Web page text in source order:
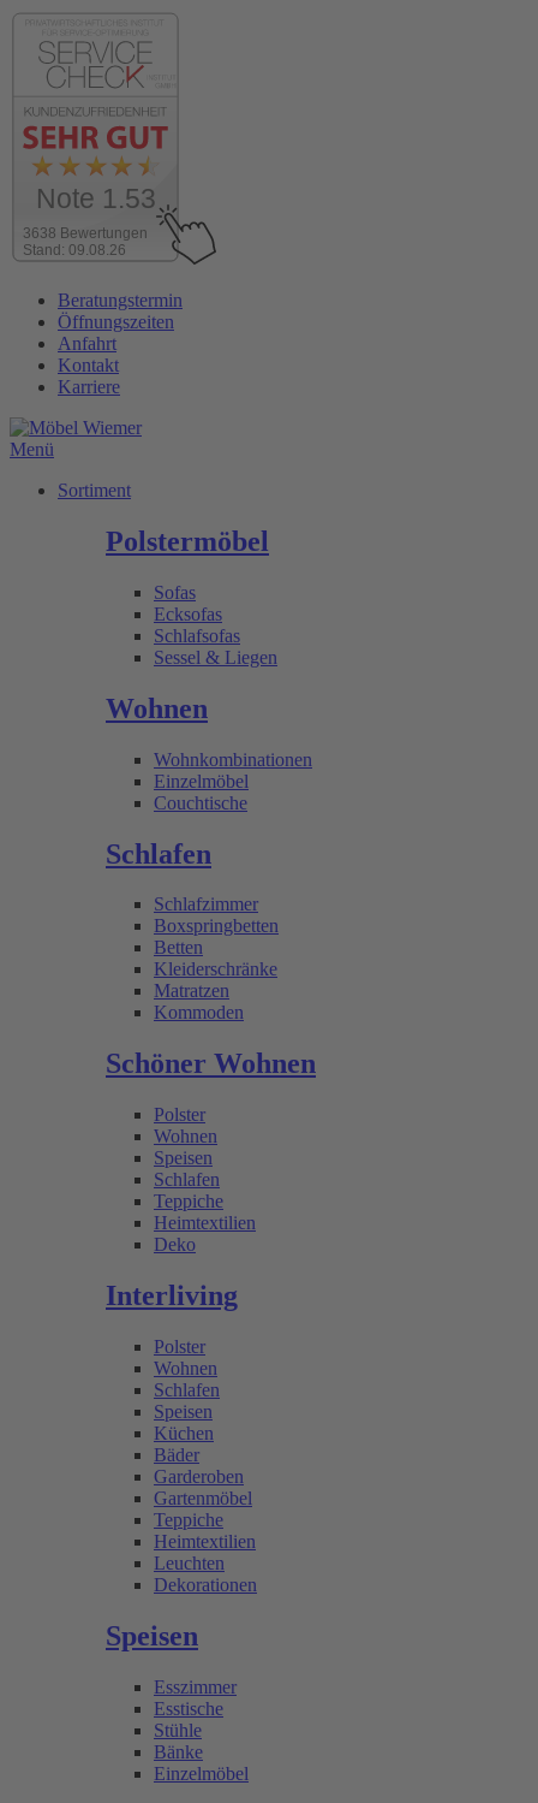
3638 Bewertungen
Stand: 09.08.26
Note 1.53
Inhalt
wechseln
Beratungstermin
Öffnungszeiten
Anfahrt
Kontakt
Karriere
Menü
Sortiment
Polstermöbel
Sofas
Ecksofas
Schlafsofas
Sessel & Liegen
Wohnen
Wohnkombinationen
Einzelmöbel
Couchtische
Schlafen
Schlafzimmer
Boxspringbetten
Betten
Kleiderschränke
Matratzen
Kommoden
Schöner Wohnen
Polster
Wohnen
Speisen
Schlafen
Teppiche
Heimtextilien
Deko
Interliving
Polster
Wohnen
Schlafen
Speisen
Küchen
Bäder
Garderoben
Gartenmöbel
Teppiche
Heimtextilien
Leuchten
Dekorationen
Speisen
Esszimmer
Esstische
Stühle
Bänke
Einzelmöbel